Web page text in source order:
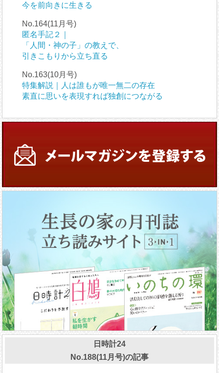
今を前向きに生きる
No.164(11月号)
匿名手記２｜
「人間・神の子」の教えで、
引きこもりから立ち直る
No.163(10月号)
特集解説｜人は誰もが唯一無二の存在
素直に思いを表現すれば独創につながる
日時計24
No.188(11月号)の記事